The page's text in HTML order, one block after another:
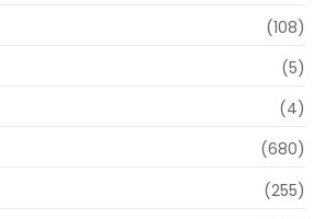
(108)
(5)
(4)
(680)
(255)